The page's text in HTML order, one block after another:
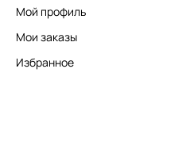
Мой профиль
Мои заказы
Избранное